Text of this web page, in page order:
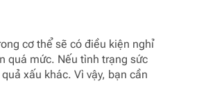
cơ thể sẽ có điều kiện nghỉ
quá mức. Nếu tình trạng sức
xấu khác. Vì vậy, bạn cần